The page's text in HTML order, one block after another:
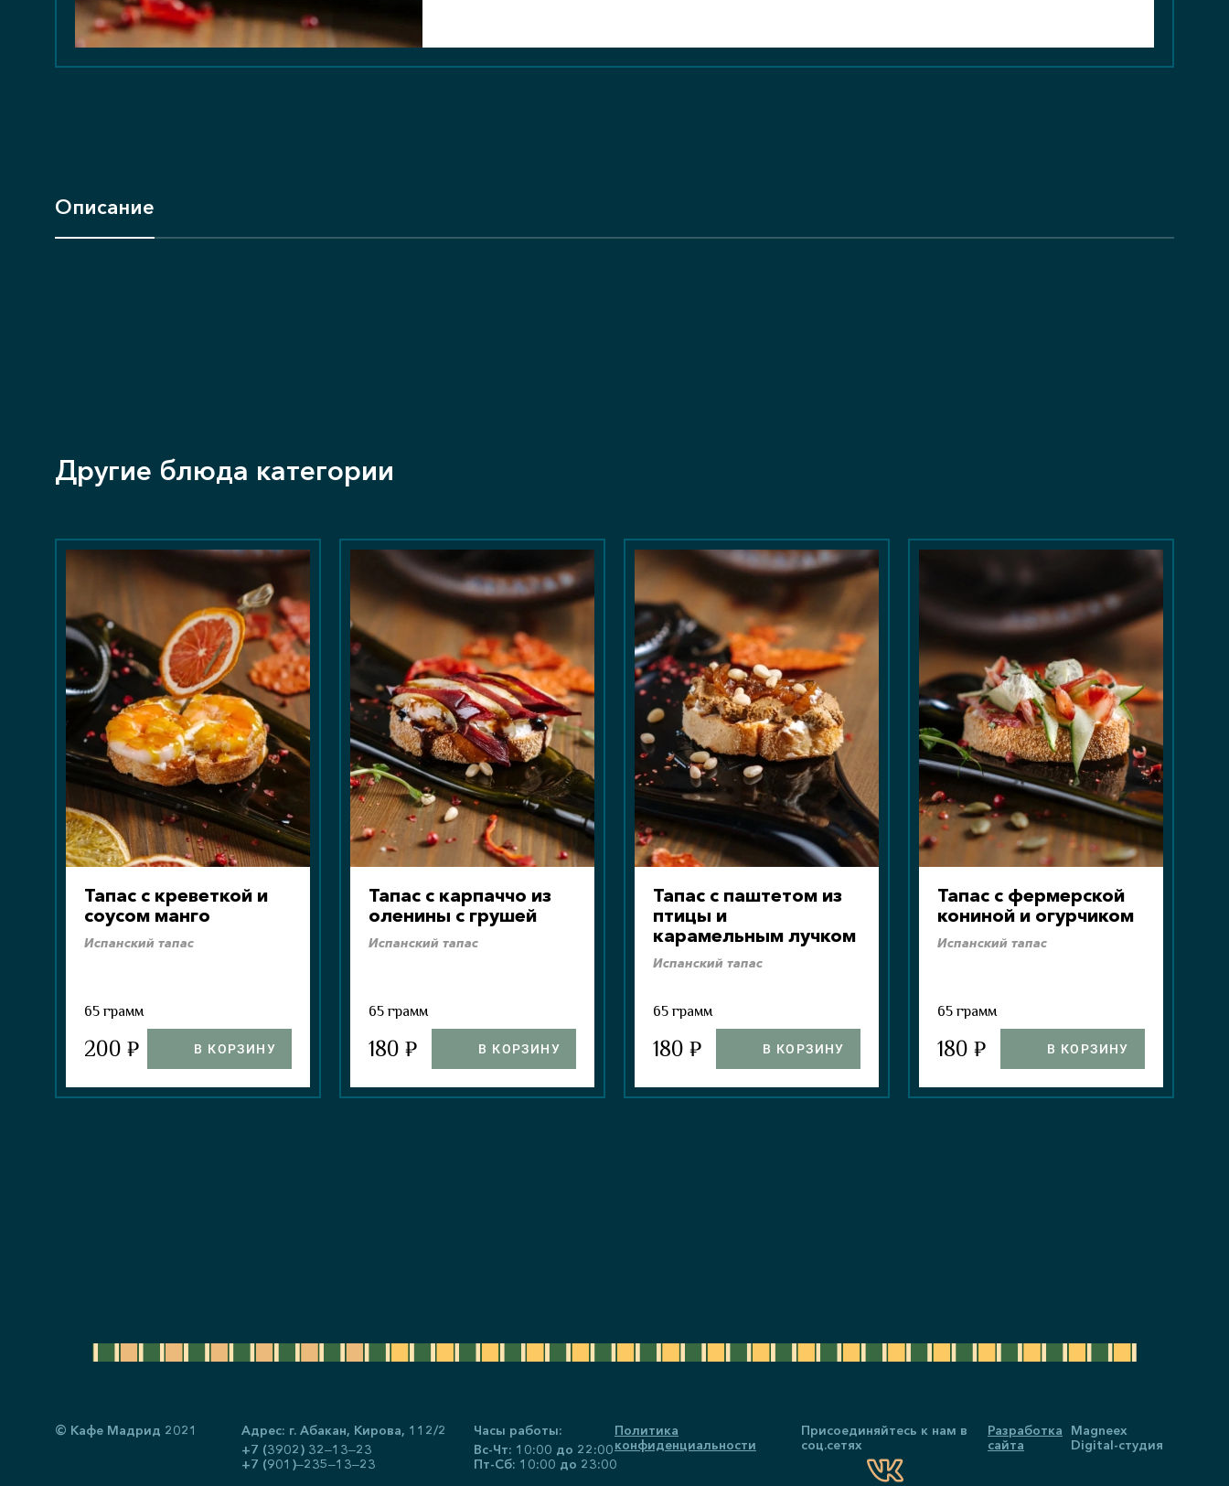
Описание
Другие блюда категории
Тапас с креветкой и
соусом манго
Испанский тапас
65 грамм
200 ₽ В КОРЗИНУ
Тапас с карпаччо из
оленины с грушей
Испанский тапас
65 грамм
180 ₽ В КОРЗИНУ
Тапас с паштетом из
птицы и
карамельным лучком
Испанский тапас
65 грамм
180 ₽ В КОРЗИНУ
Тапас с фермерской
кониной и огурчиком
Испанский тапас
65 грамм
180 ₽ В КОРЗИНУ
© Кафе Мадрид 2021
Адрес: г. Абакан, ​Кирова, 112/2
+7 (3902) 32‒13‒23
+7 (901)‒235‒13‒23
Часы работы:
Вс-Чт: 10:00 до 22:00
Пт-Сб: 10:00 до 23:00
Политика
конфиденциальности
Присоединяйтесь к нам в
соц.сетях
Разработка
сайта
Magneex
Digital-студия